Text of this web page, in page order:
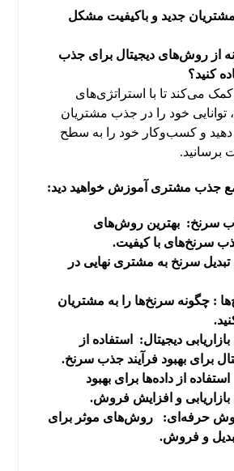
مشتریان جدید و باکیفیت مشکل
از روش‌های دیجیتال برای جذب
کنید؟
کمک می‌کند تا با استراتژی‌های
خود را در جذب مشتریان
دهید و کسب‌وکار خود را به سطح
برسانید.
جذب مشتری آموزش خواهید دید:
سرنخ: بهترین روش‌های
سرنخ‌های با کیفیت.
سرنخ به مشتری نهایی در
:چگونه سرنخ‌ها را به مشتریان
.
دیجیتال:
استفاده از
برای بهبود فرآیند جذب سرنخ.
استفاده از داده‌ها برای بهبود
بازاریابی و افزایش فروش.
حرفه‌ای:
روش‌های موثر برای
و فروش.